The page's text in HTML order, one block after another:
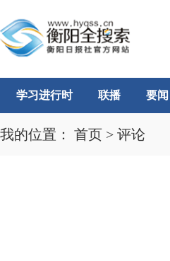
学习进行时 联播 要闻
我的位置： 首页 > 评论